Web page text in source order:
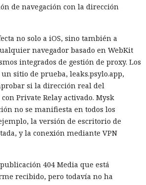
de navegación con la dirección
no solo a iOS, sino también a
navegador basado en WebKit
integrados de gestión de proxy. Los
sitio de prueba, leaks.psylo.app,
si la dirección real del
Private Relay activado. Mysk
no se manifiesta en todos los
la versión de escritorio de
y la conexión mediante VPN
404 Media que está
recibido, pero todavía no ha